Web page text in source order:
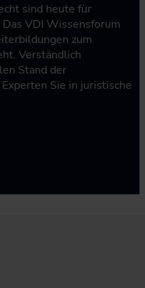
sind heute für
VDI Wissensforum
zum
Verständlich
Stand der
Sie in juristische